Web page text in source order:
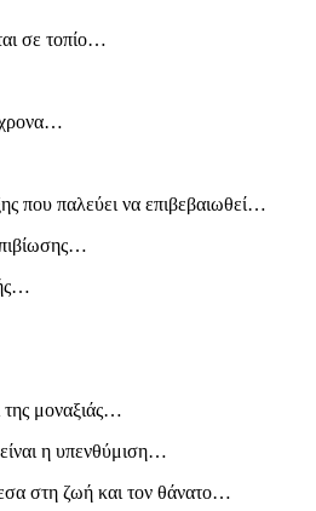
σε τοπίο…
που παλεύει να επιβεβαιωθεί…
της μοναξιάς…
η υπενθύμιση…
στη ζωή και τον θάνατο…